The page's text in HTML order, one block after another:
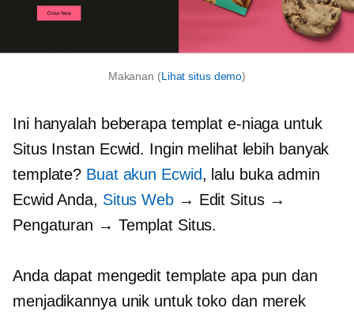
Makanan (Lihat situs demo)
Ini hanyalah beberapa templat e-niaga untuk
Situs Instan Ecwid. Ingin melihat lebih banyak
template? Buat akun Ecwid, lalu buka admin
Ecwid Anda, Situs Web→ Edit Situs →
Pengaturan → Templat Situs.
Anda dapat mengedit template apa pun dan
menjadikannya unik untuk toko dan merek